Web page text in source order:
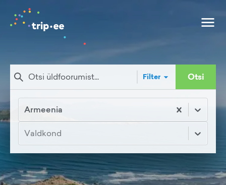
Filter Otsi
Armeenia
Valdkond